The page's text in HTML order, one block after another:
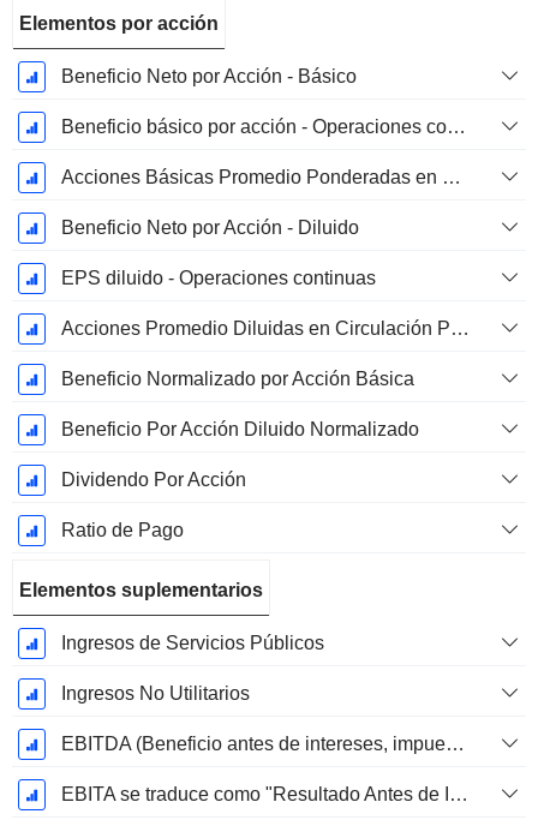
Elementos por acción
Beneficio Neto por Acción - Básico
Beneficio básico por acción - Operaciones continuas
Acciones Básicas Promedio Ponderadas en Circulación
Beneficio Neto por Acción - Diluido
EPS diluido - Operaciones continuas
Acciones Promedio Diluidas en Circulación Ponderadas
Beneficio Normalizado por Acción Básica
Beneficio Por Acción Diluido Normalizado
Dividendo Por Acción
Ratio de Pago
Elementos suplementarios
Ingresos de Servicios Públicos
Ingresos No Utilitarios
EBITDA (Beneficio antes de intereses, impuestos, depreciación y amortización)
EBITA se traduce como "Resultado Antes de Intereses, Impuestos y Amortizaciones" en español.